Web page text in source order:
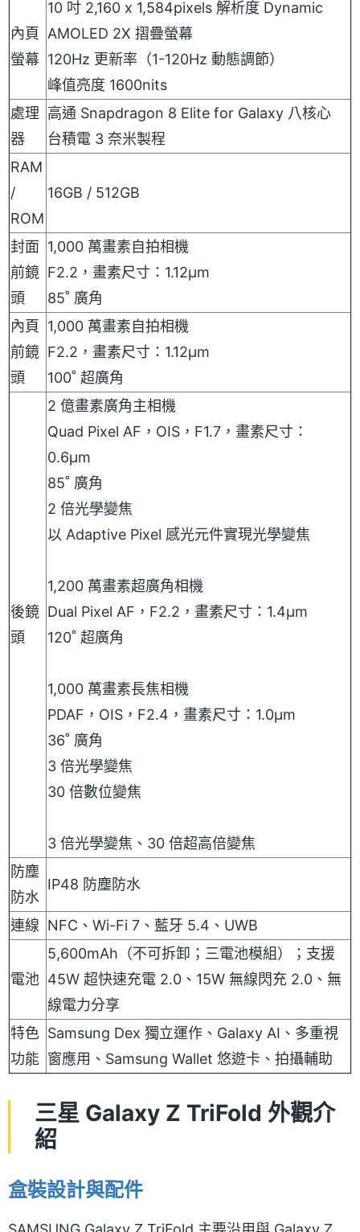
內頁
螢幕
10 吋 2,160 x 1,584pixels 解析度 Dynamic
AMOLED 2X 摺疊螢幕
120Hz 更新率（1-120Hz 動態調節）
峰值亮度 1600nits
處理
器
高通 Snapdragon 8 Elite for Galaxy 八核心
台積電 3 奈米製程
RAM
/
ROM
16GB / 512GB
封面
前鏡
頭
1,000 萬畫素自拍相機
F2.2，畫素尺寸：1.12μm
85˚ 廣角
內頁
前鏡
頭
1,000 萬畫素自拍相機
F2.2，畫素尺寸：1.12μm
100˚ 超廣角
後鏡
頭
2 億畫素廣角主相機
Quad Pixel AF，OIS，F1.7，畫素尺寸：
0.6μm
85˚ 廣角
2 倍光學變焦
以 Adaptive Pixel 感光元件實現光學變焦
1,200 萬畫素超廣角相機
Dual Pixel AF，F2.2，畫素尺寸：1.4μm
120˚ 超廣角
1,000 萬畫素長焦相機
PDAF，OIS，F2.4，畫素尺寸：1.0μm
36˚ 廣角
3 倍光學變焦
30 倍數位變焦
3 倍光學變焦、30 倍超高倍變焦
防塵
防水
IP48 防塵防水
連線 NFC、Wi-Fi 7、藍牙 5.4、UWB
電池
5,600mAh（不可拆卸；三電池模組）；支援
45W 超快速充電 2.0、15W 無線閃充 2.0、無
線電力分享
特色
功能
Samsung Dex 獨立運作、Galaxy AI、多重視
窗應用、Samsung Wallet 悠遊卡、拍攝輔助
三星 Galaxy Z TriFold 外觀介
紹
盒裝設計與配件